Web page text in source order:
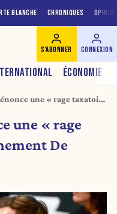
BLANCHE CHRONIQUES
ÉCONOMIE
S'ABONNER CONNEXION
une « rage taxatoire
une « rage
De